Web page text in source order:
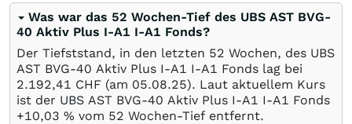
Was war das 52 Wochen-Tief des UBS AST BVG-
40 Aktiv Plus I-A1 I-A1 Fonds?
Der Tiefststand, in den letzten 52 Wochen, des UBS
AST BVG-40 Aktiv Plus I-A1 I-A1 Fonds lag bei
2.192,41 CHF (am 05.08.25). Laut aktuellem Kurs
ist der UBS AST BVG-40 Aktiv Plus I-A1 I-A1 Fonds
+10,03 % vom 52 Wochen-Tief entfernt.